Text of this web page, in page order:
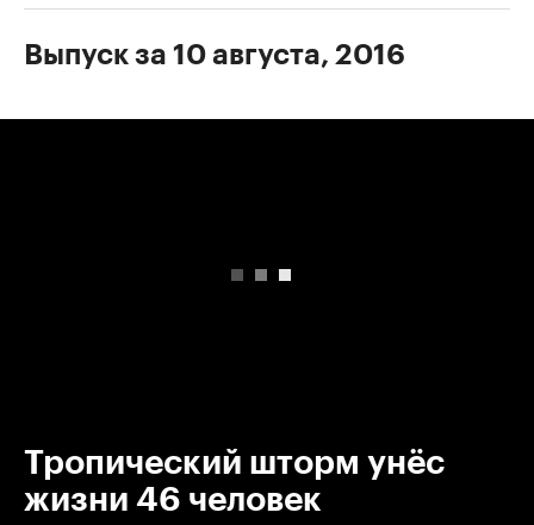
Выпуск за 10 августа, 2016
Тропический шторм унёс
жизни 46 человек